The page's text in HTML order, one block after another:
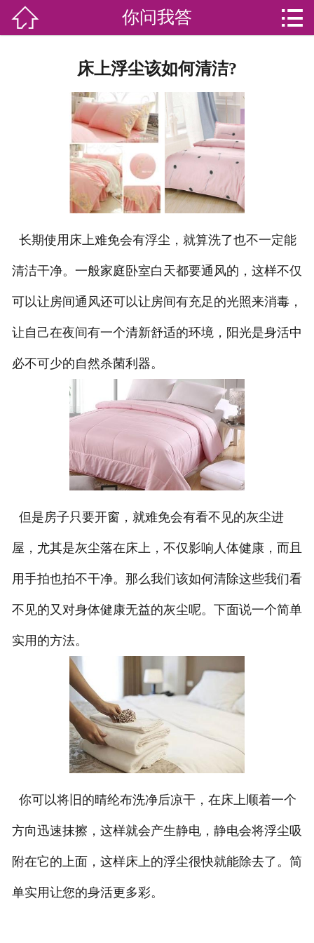
加盟苏家联
荣誉资质
家政资讯
你问我答
关于我们
联系我们
 你问我答 
床上浮尘该如何清洁?
长期使用床上难免会有浮尘，就算洗了也不一定能
清洁干净。一般家庭卧室白天都要通风的，这样不仅
可以让房间通风还可以让房间有充足的光照来消毒，
让自己在夜间有一个清新舒适的环境，阳光是身活中
必不可少的自然杀菌利器。
但是房子只要开窗，就难免会有看不见的灰尘进
屋，尤其是灰尘落在床上，不仅影响人体健康，而且
用手拍也拍不干净。那么我们该如何清除这些我们看
不见的又对身体健康无益的灰尘呢。下面说一个简单
实用的方法。
你可以将旧的晴纶布洗净后凉干，在床上顺着一个
方向迅速抹擦，这样就会产生静电，静电会将浮尘吸
附在它的上面，这样床上的浮尘很快就能除去了。简
单实用让您的身活更多彩。